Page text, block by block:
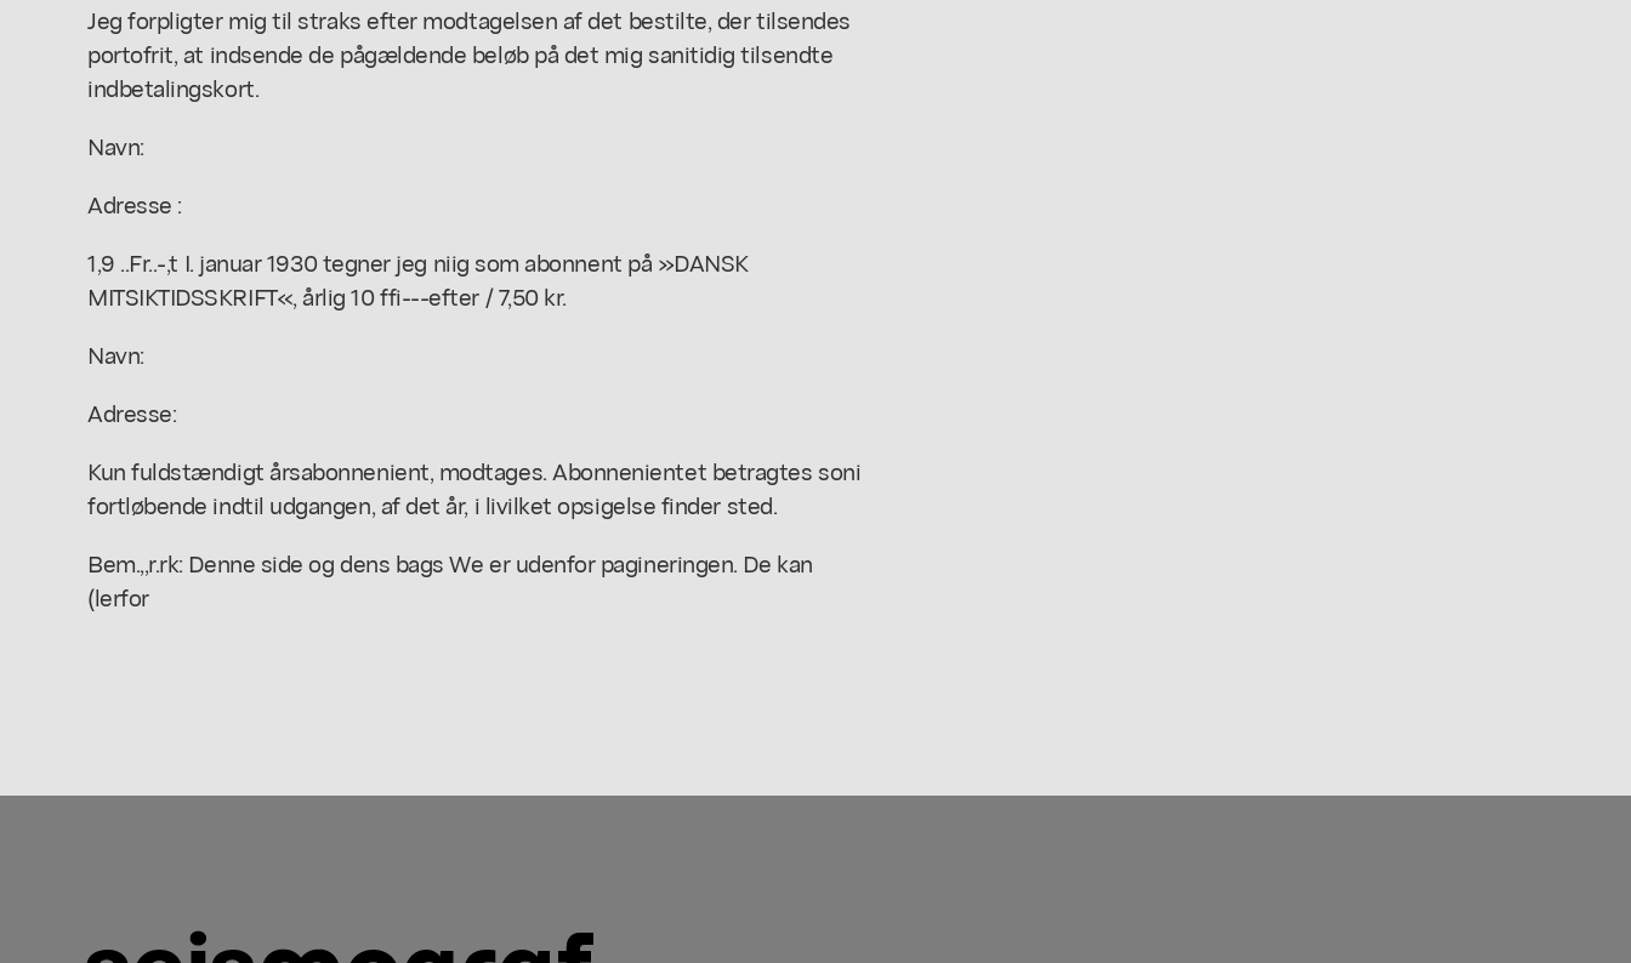
Jeg forpligter mig til straks efter modtagelsen af det bestilte, der tilsendes
portofrit, at indsende de pågældende beløb på det mig sanitidig tilsendte
indbetalingskort.
Navn:
Adresse :
1,9 ..Fr..-,t I. januar 1930 tegner jeg niig som abonnent på »DANSK
MITSIKTIDSSKRIFT«, årlig 10 ffi---efter / 7,50 kr.
Navn:
Adresse:
Kun fuldstændigt årsabonnenient, modtages. Abonnenientet betragtes soni
fortløbende indtil udgangen, af det år, i livilket opsigelse finder sted.
Bem.,,r.rk: Denne side og dens bags We er udenfor pagineringen. De kan
(lerfor